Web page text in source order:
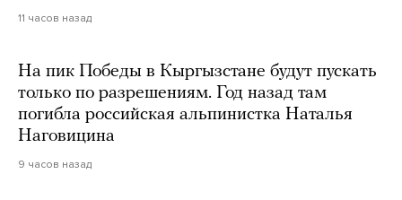
11 часов назад
На пик Победы в Кыргызстане будут пускать
только по разрешениям. Год назад там
погибла российская альпинистка Наталья
Наговицина
9 часов назад